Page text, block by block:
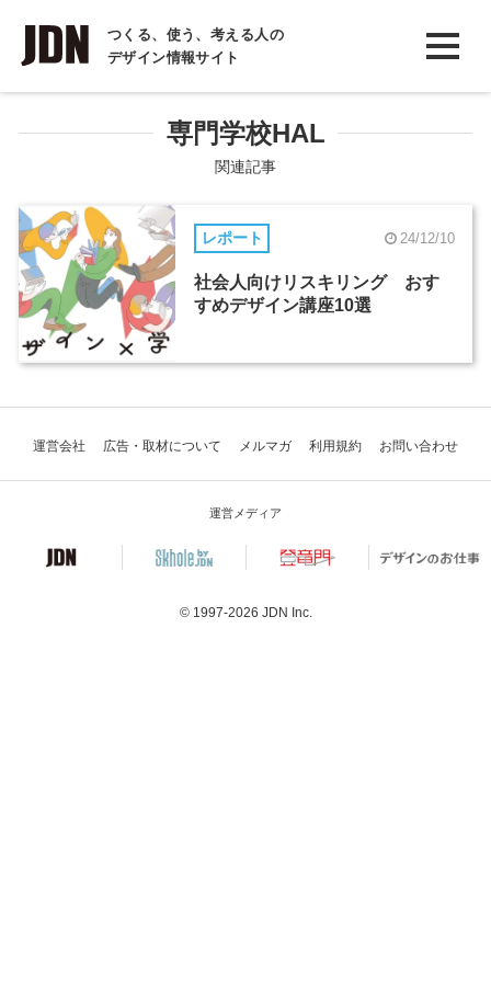
つくる、使う、考える人の
デザイン情報サイト
INTERVIEW
インタビュー
COLUMN
コラム
専門学校HAL
関連記事
レポート 24/12/10
社会人向けリスキリング おす
すめデザイン講座10選
運営会社 広告・取材について メルマガ 利用規約 お問い合わせ
運営メディア
© 1997-2026 JDN Inc.